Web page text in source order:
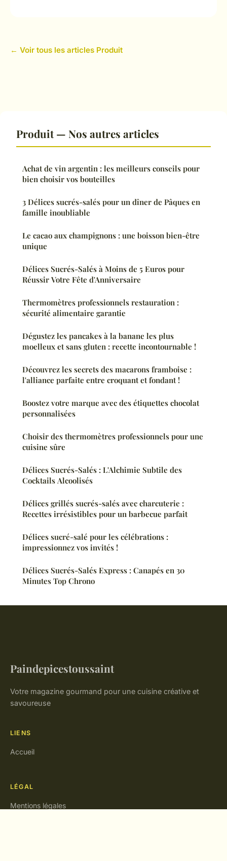
← Voir tous les articles Produit
Produit — Nos autres articles
Achat de vin argentin : les meilleurs conseils pour
bien choisir vos bouteilles
3 Délices sucrés-salés pour un dîner de Pâques en
famille inoubliable
Le cacao aux champignons : une boisson bien-être
unique
Délices Sucrés-Salés à Moins de 5 Euros pour
Réussir Votre Fête d'Anniversaire
Thermomètres professionnels restauration :
sécurité alimentaire garantie
Dégustez les pancakes à la banane les plus
moelleux et sans gluten : recette incontournable !
Découvrez les secrets des macarons framboise :
l'alliance parfaite entre croquant et fondant !
Boostez votre marque avec des étiquettes chocolat
personnalisées
Choisir des thermomètres professionnels pour une
cuisine sûre
Délices Sucrés-Salés : L'Alchimie Subtile des
Cocktails Alcoolisés
Délices grillés sucrés-salés avec charcuterie :
Recettes irrésistibles pour un barbecue parfait
Délices sucré-salé pour les célébrations :
impressionnez vos invités !
Délices Sucrés-Salés Express : Canapés en 30
Minutes Top Chrono
Paindepicestoussaint
Votre magazine gourmand pour une cuisine créative et
savoureuse
LIENS
Accueil
LÉGAL
Mentions légales